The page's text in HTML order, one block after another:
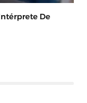
De